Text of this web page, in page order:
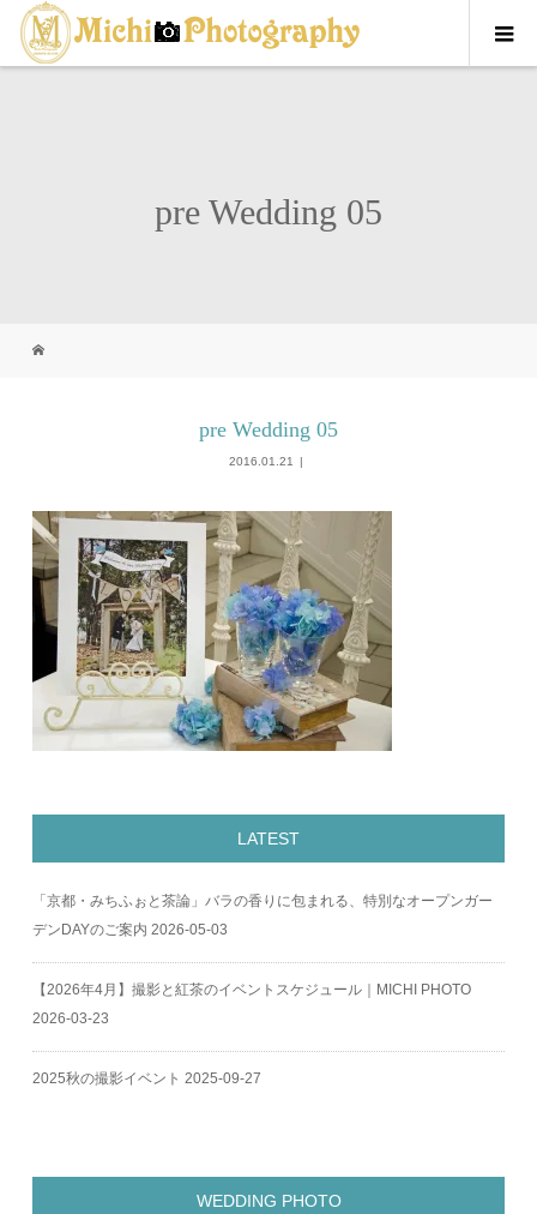
pre Wedding 05
pre Wedding 05
2016.01.21
LATEST
「京都・みちふぉと茶論」バラの香りに包まれる、特別なオープンガー
デンDAYのご案内 2026-05-03
【2026年4月】撮影と紅茶のイベントスケジュール｜MICHI PHOTO
2026-03-23
2025秋の撮影イベント 2025-09-27
WEDDING PHOTO